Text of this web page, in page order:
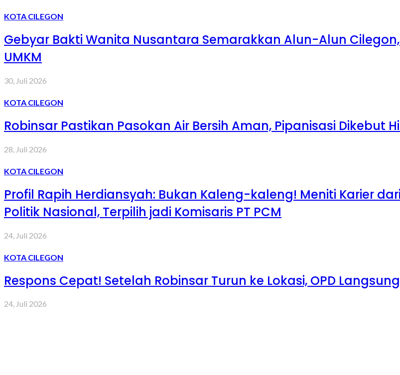
KOTA CILEGON
Gebyar Bakti Wanita Nusantara Semarakkan Alun-Alun
UMKM
30, Juli 2026
KOTA CILEGON
Robinsar Pastikan Pasokan Air Bersih Aman, Pipanisasi Dikebut
28, Juli 2026
KOTA CILEGON
Profil Rapih Herdiansyah: Bukan Kaleng-kaleng! Meniti Karier
Politik Nasional, Terpilih jadi Komisaris PT PCM
24, Juli 2026
KOTA CILEGON
Respons Cepat! Setelah Robinsar Turun ke Lokasi, OPD
24, Juli 2026